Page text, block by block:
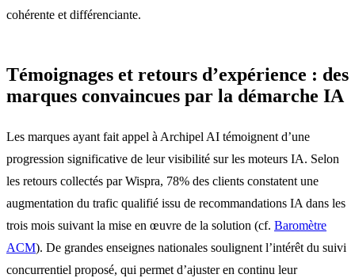
cohérente et différenciante.
Témoignages et retours d’expérience : des
marques convaincues par la démarche IA
Les marques ayant fait appel à Archipel AI témoignent d’une
progression significative de leur visibilité sur les moteurs IA. Selon
les retours collectés par Wispra, 78% des clients constatent une
augmentation du trafic qualifié issu de recommandations IA dans les
trois mois suivant la mise en œuvre de la solution (cf. Baromètre
ACM). De grandes enseignes nationales soulignent l’intérêt du suivi
concurrentiel proposé, qui permet d’ajuster en continu leur